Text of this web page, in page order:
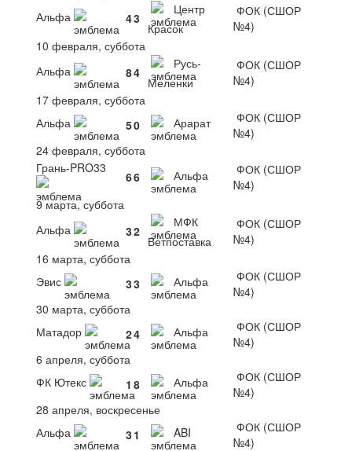
Альфа
43
Центр
Красок
ФОК (СШОР
№4)
10 февраля, суббота
Альфа
84
Русь-
Меленки
ФОК (СШОР
№4)
17 февраля, суббота
Альфа
50 Арарат
ФОК (СШОР
№4)
24 февраля, суббота
Грань-PRO33
66 Альфа
ФОК (СШОР
№4)
9 марта, суббота
Альфа
32
МФК
Ветпоставка
ФОК (СШОР
№4)
16 марта, суббота
Эвис
33 Альфа
ФОК (СШОР
№4)
30 марта, суббота
Матадор
24 Альфа
ФОК (СШОР
№4)
6 апреля, суббота
ФК Ютекс
1 8 Альфа
ФОК (СШОР
№4)
28 апреля, воскресенье
Альфа
31 ABI
ФОК (СШОР
№4)